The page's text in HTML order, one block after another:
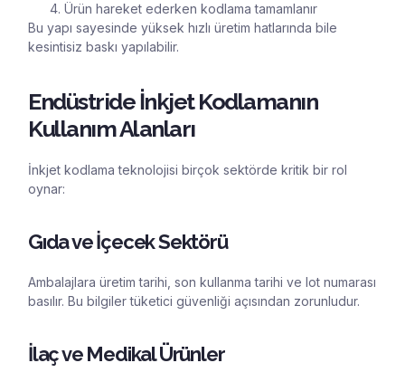
Ürün hareket ederken kodlama tamamlanır
Bu yapı sayesinde yüksek hızlı üretim hatlarında bile
kesintisiz baskı yapılabilir.
Endüstride İnkjet Kodlamanın
Kullanım Alanları
İnkjet kodlama teknolojisi birçok sektörde kritik bir rol
oynar:
Gıda ve İçecek Sektörü
Ambalajlara üretim tarihi, son kullanma tarihi ve lot numarası
basılır. Bu bilgiler tüketici güvenliği açısından zorunludur.
İlaç ve Medikal Ürünler